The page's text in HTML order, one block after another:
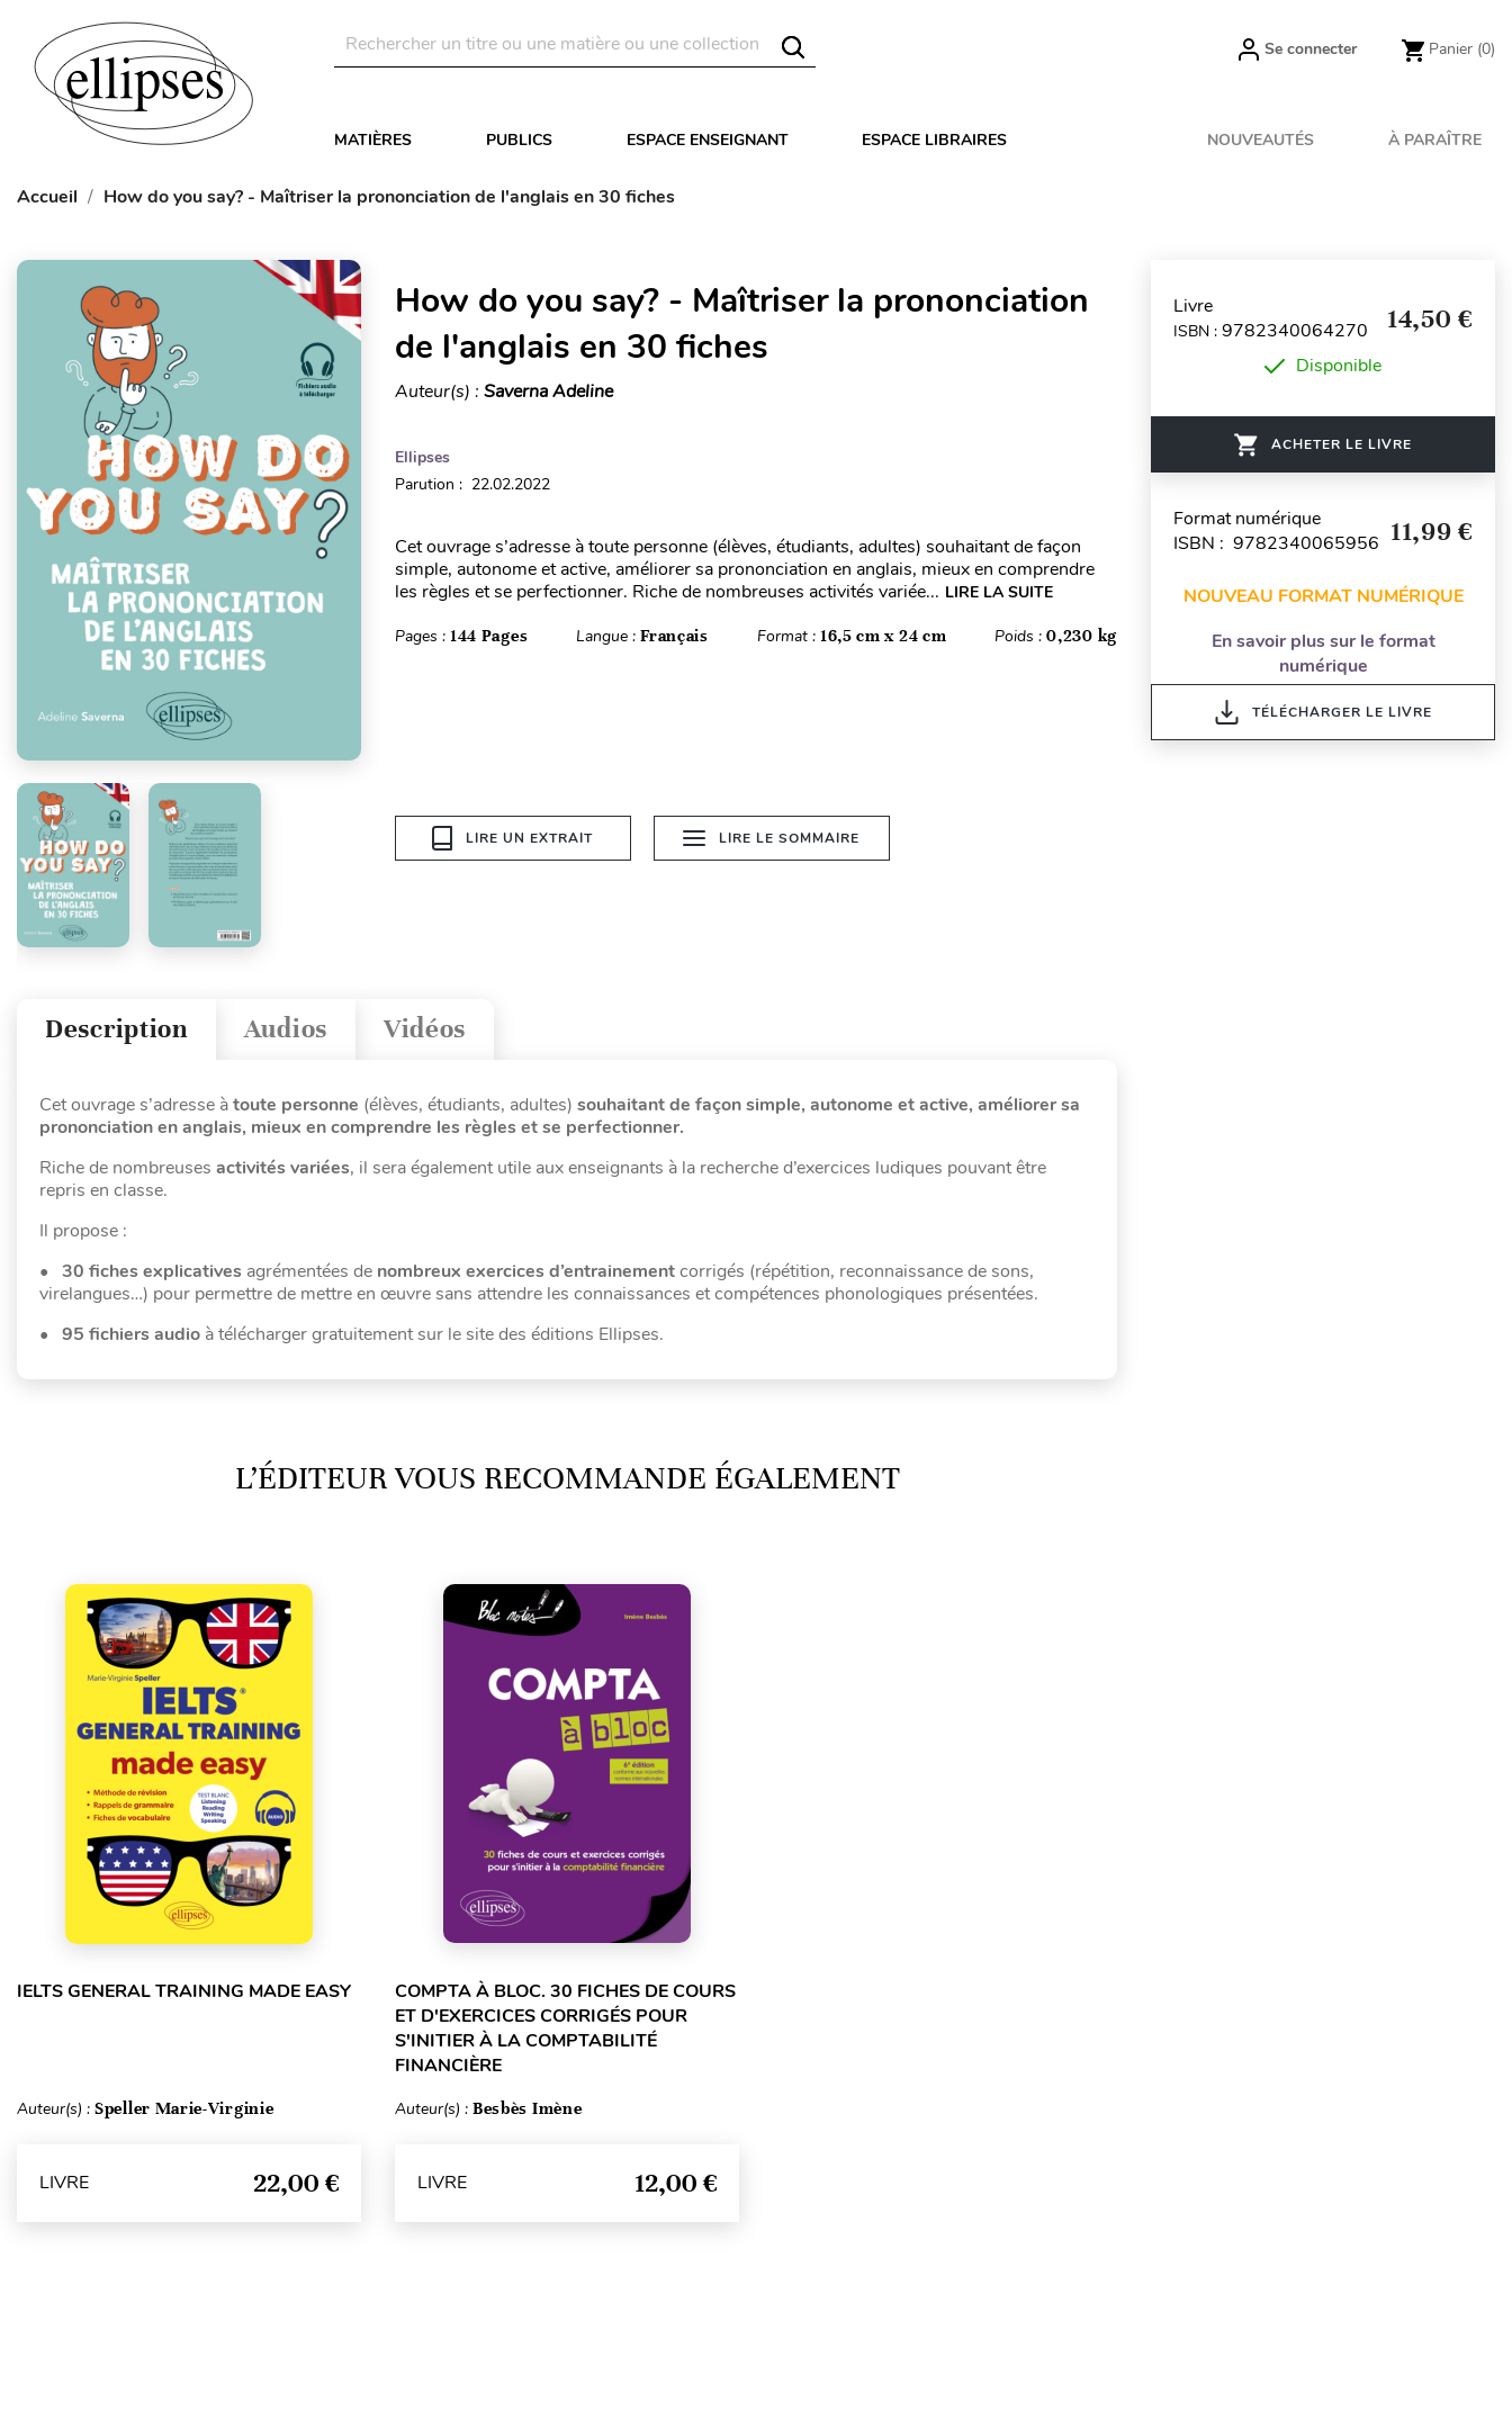
Se connecter Panier (0)
MATIÈRES PUBLICS ESPACE ENSEIGNANT ESPACE LIBRAIRES NOUVEAUTÉS À PARAÎTRE
Accueil How do you say? - Maîtriser la prononciation de l'anglais en 30 fiches
How do you say? - Maîtriser la prononciation
de l'anglais en 30 fiches
Auteur(s) : Saverna Adeline
Ellipses
Parution : 22.02.2022
Cet ouvrage s’adresse à toute personne (élèves, étudiants, adultes) souhaitant de façon
simple, autonome et active, améliorer sa prononciation en anglais, mieux en comprendre
les règles et se perfectionner. Riche de nombreuses activités variée... LIRE LA SUITE
Pages : 144 Pages Langue :Français Format : 16,5 cm x 24 cm Poids :0,230 kg
LIRE UN EXTRAIT LIRE LE SOMMAIRE
Vidéos
Audios
Description
Cet ouvrage s’adresse àtoute personne (élèves, étudiants, adultes) souhaitantde façon simple, autonome et active, améliorer sa
prononciation en anglais, mieux en comprendre les règles et se perfectionner.
Riche de nombreuses activités variées, il sera également utile aux enseignants à la recherche d’exercices ludiques pouvant être
repris en classe.
Il propose :
• 30 fiches explicatives agrémentées de nombreux exercices d’entrainementcorrigés (répétition, reconnaissance de sons,
virelangues…) pour permettre de mettre en œuvre sans attendre les connaissances et compétences phonologiques présentées.
• 95 fichiers audio à télécharger gratuitement sur le site des éditions Ellipses.
L’ÉDITEUR VOUS RECOMMANDE ÉGALEMENT
IELTS GENERAL TRAINING MADE EASY
Auteur(s) : Speller Marie-Virginie
LIVRE 22,00 €
COMPTA À BLOC. 30 FICHES DE COURS
ET D'EXERCICES CORRIGÉS POUR
S'INITIER À LA COMPTABILITÉ
FINANCIÈRE
Auteur(s) : Besbès Imène
LIVRE 12,00 €
Livre
ISBN : 9782340064270 14,50 €
Disponible
ACHETER LE LIVRE
Format numérique
ISBN : 9782340065956 11,99 €
NOUVEAU FORMAT NUMÉRIQUE
En savoir plus sur le format
numérique
TÉLÉCHARGER LE LIVRE